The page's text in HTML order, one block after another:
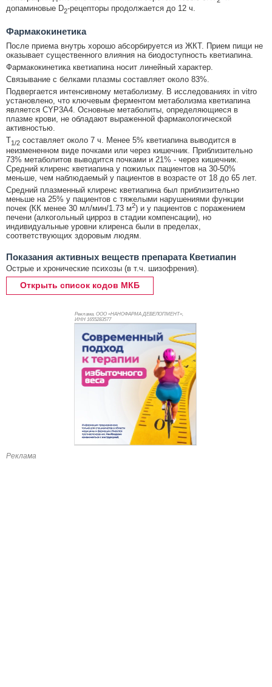
допаминовые D2-рецепторы продолжается до 12 ч.
Фармакокинетика
После приема внутрь хорошо абсорбируется из ЖКТ. Прием пищи не
оказывает существенного влияния на биодоступность кветиапина.
Фармакокинетика кветиапина носит линейный характер.
Связывание с белками плазмы составляет около 83%.
Подвергается интенсивному метаболизму. В исследованиях in vitro
установлено, что ключевым ферментом метаболизма кветиапина
является CYP3A4. Основные метаболиты, определяющиеся в
плазме крови, не обладают выраженной фармакологической
активностью.
T1/2 составляет около 7 ч. Менее 5% кветиапина выводится в
неизмененном виде почками или через кишечник. Приблизительно
73% метаболитов выводится почками и 21% - через кишечник.
Средний клиренс кветиапина у пожилых пациентов на 30-50%
меньше, чем наблюдаемый у пациентов в возрасте от 18 до 65 лет.
Средний плазменный клиренс кветиапина был приблизительно
меньше на 25% у пациентов с тяжелыми нарушениями функции
почек (КК менее 30 мл/мин/1.73 м2) и у пациентов с поражением
печени (алкогольный цирроз в стадии компенсации), но
индивидуальные уровни клиренса были в пределах,
соответствующих здоровым людям.
Показания активных веществ препарата Кветиапин
Острые и хронические психозы (в т.ч. шизофрения).
Открыть список кодов МКБ
Реклама. ООО «НАНОФАРМА ДЕВЕЛОПМЕНТ»,
ИНН 1655283577
Реклама